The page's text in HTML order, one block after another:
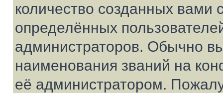
количество созданных
определённых
администраторов. Обычно
наименования званий на
её администратором.